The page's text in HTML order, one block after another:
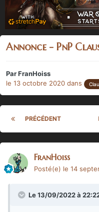
Annonce - PnP
ParFranHoiss
le 13 octobre 2020 dans
PRÉCÉDENT
FranHoiss
Posté(e) le 14
Le 13/09/2022 à